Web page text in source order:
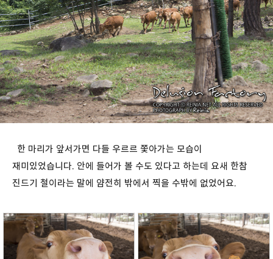
한 마리가 앞서가면 다들 우르르 쫓아가는 모습이
재미있었습니다. 안에 들어가 볼 수도 있다고 하는데 요새 한참
진드기 철이라는 말에 얌전히 밖에서 찍을 수밖에 없었어요.